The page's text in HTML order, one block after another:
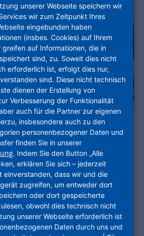
Bürgertreff und
auf der Mainhöhe in Kelsterbach
Foto: NHW /Marc Strohfeldt
Donnerstag, den 19. Mai 2022,
Ockel, Bürgermeister der
und Monika Fontaine-
der
unserer Webseite speichern wir
wir zum Zeitpunkt Ihres
eingebunden haben
(insbes. Cookies) auf Ihrem
auf Informationen, die in
sind, zu. Soweit dies nicht
erforderlich ist, erfolgt dies nur,
sind. Diese nicht technisch
dienen der Erstellung von
Verbesserung der Funktionalität
auch für die Partner zur eigenen
insbesondere auch zu den
personenbezogener Daten und
finden Sie in unserer
. Indem Sie den Button „Alle
erklären Sie sich – jederzeit
einverstanden, dass wir und die
zugreifen, um entweder dort
oder dort gespeicherte
obwohl dies technisch nicht
unserer Webseite erforderlich ist
Daten durch uns und